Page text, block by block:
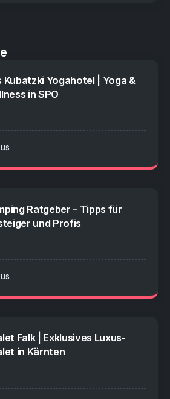
Kubatzki Yogahotel | Yoga &
in SPO
Ratgeber – Tipps für
und Profis
Falk | Exklusives Luxus-
in Kärnten